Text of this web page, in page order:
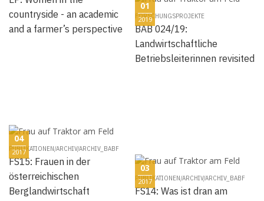
countryside - an academic
and a farmer’s perspective
01
2019
FORSCHUNGSPROJEKTE
BAB 024/19:
Landwirtschaftliche
Betriebsleiterinnen revisited
04
2017
PUBLIKATIONEN/ARCHIV/ARCHIV_BABF
FS15: Frauen in der
österreichischen
Berglandwirtschaft
03
2017
PUBLIKATIONEN/ARCHIV/ARCHIV_BABF
FS14: Was ist dran am